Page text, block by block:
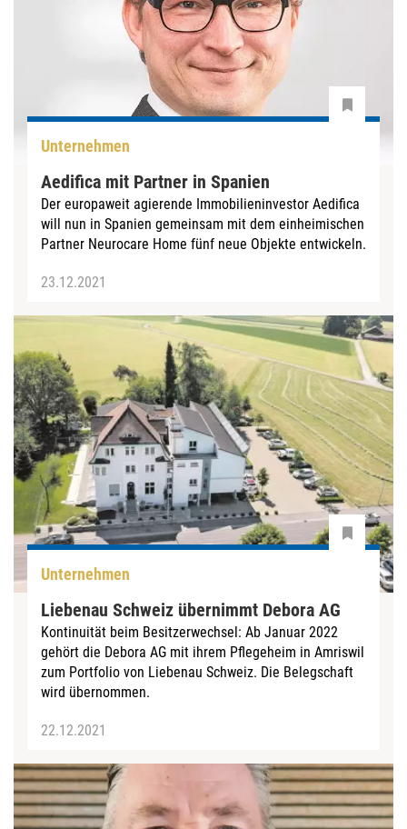
Unternehmen
Aedifica mit Partner in Spanien
Der europaweit agierende Immobilieninvestor Aedifica
will nun in Spanien gemeinsam mit dem einheimischen
Partner Neurocare Home fünf neue Objekte entwickeln.
23.12.2021
Unternehmen
Liebenau Schweiz übernimmt Debora AG
Kontinuität beim Besitzerwechsel: Ab Januar 2022
gehört die Debora AG mit ihrem Pflegeheim in Amriswil
zum Portfolio von Liebenau Schweiz. Die Belegschaft
wird übernommen.
22.12.2021